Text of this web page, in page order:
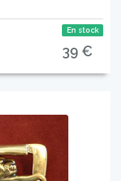
En stock
39 €